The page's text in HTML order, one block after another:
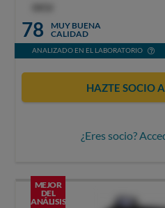
78
MUY BUENA
CALIDAD
ANALIZADO EN EL LABORATORIO
HAZTE SOCIO
¿Eres socio?
MEJOR
DEL
ANÁLISIS